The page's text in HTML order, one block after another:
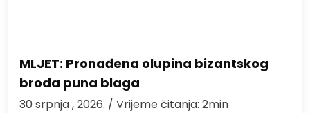
MLJET: Pronađena olupina bizantskog
broda puna blaga
30 srpnja , 2026. / Vrijeme čitanja: 2min